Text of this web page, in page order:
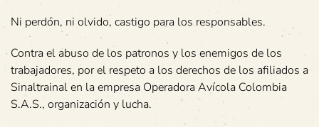
Ni perdón, ni olvido, castigo para los responsables.
Contra el abuso de los patronos y los enemigos de los
trabajadores, por el respeto a los derechos de los afiliados a
Sinaltrainal en la empresa Operadora Avícola Colombia
S.A.S., organización y lucha.